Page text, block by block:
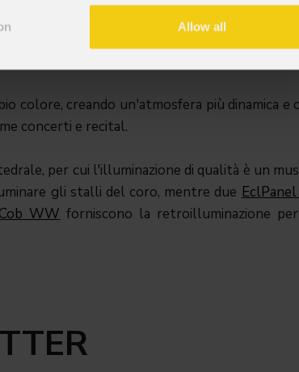
Allow all
potesse leggere i fogli di servizio. Il
diurno, in contrasto con la temperatura del
colore, creando un'atmosfera più dinamica e
concerti e recital.
per cui l'illuminazione di qualità è un
gli stalli del coro, mentre due
WW forniscono la retroilluminazione